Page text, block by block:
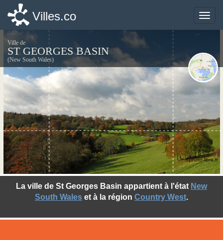
Toggle
Villes.co
Ville de
ST GEORGES BASIN
(New South Wales)
La ville de St Georges Basin appartient à l'état New
South Wales et à la région Country West.
©photo-libre.fr
Toggle
Villes.co